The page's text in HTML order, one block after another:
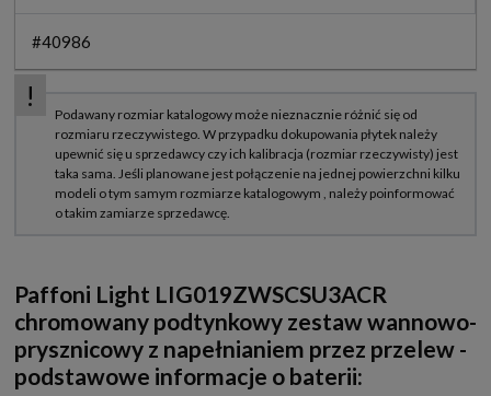
#40986
Paffoni Light LIG019ZWSCSU3ACR
chromowany podtynkowy zestaw wannowo-
prysznicowy z napełnianiem przez przelew -
podstawowe informacje o baterii: